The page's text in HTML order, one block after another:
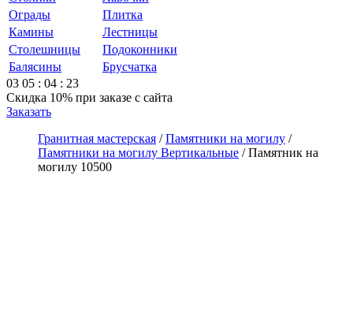
Ограды
Плитка
Камины
Лестницы
Столешницы
Подоконники
Балясины
Брусчатка
03 05 : 04 : 23
Скидка 10% при заказе с сайта
Заказать
Гранитная мастерская /Памятники на могилу /
Памятники на могилу Вертикальные /Памятник на
могилу 10500